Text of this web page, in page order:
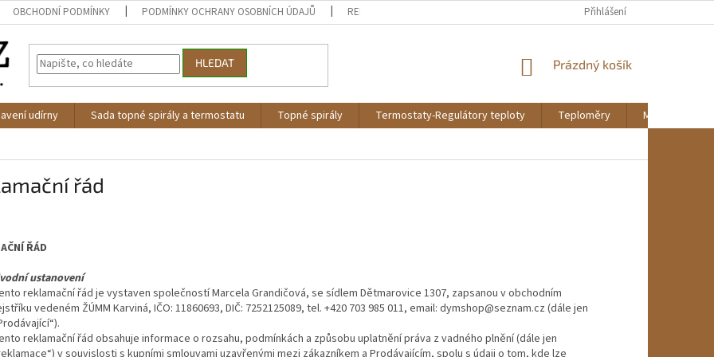
OBCHODNÍ PODMÍNKY PODMÍNKY OCHRANY OSOBNÍCH ÚDAJŮ REKLAMAČNÍ ŘÁD REKLAMAČNÍ FORMULÁŘ KE STAŽENÍ
Přihlášení
HLEDAT
NÁKUPNÍ
Prázdný košík
udírny Sada topné spirály a termostatu Topné spirály Termostaty-Regulátory teploty Teploměry
Montáž a
řád
ŘÁD
ustanovení
reklamační řád je vystaven společností Marcela Grandičová, se sídlem Dětmarovice 1307, zapsanou v obchodním
vedeném ŽÚMM Karviná, IČO: 11860693, DIČ: 7252125089, tel. +420 703 985 011, email: dymshop@seznam.cz (dále jen
reklamační řád obsahuje informace o rozsahu, podmínkách a způsobu uplatnění práva z vadného plnění (dále jen
v souvislosti s kupními smlouvami uzavřenými mezi zákazníkem a Prodávajícím, spolu s údaji o tom, kde lze